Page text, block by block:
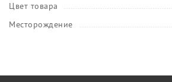
Цвет товара
Месторождение